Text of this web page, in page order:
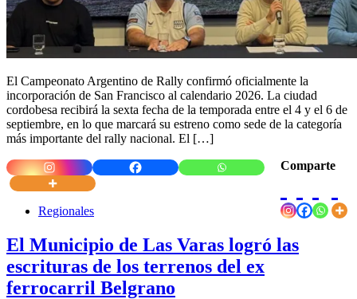
El Campeonato Argentino de Rally confirmó oficialmente la
incorporación de San Francisco al calendario 2026. La ciudad
cordobesa recibirá la sexta fecha de la temporada entre el 4 y el 6 de
septiembre, en lo que marcará su estreno como sede de la categoría
más importante del rally nacional. El […]
Comparte
Regionales
El Municipio de Las Varas logró las
escrituras de los terrenos del ex
ferrocarril Belgrano